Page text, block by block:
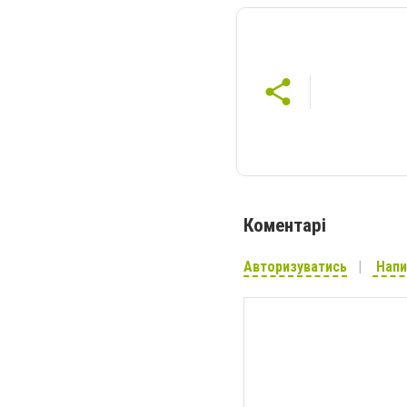
Коментарі
Авторизуватись